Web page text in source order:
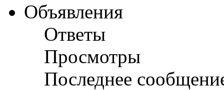
Объявления
Ответы
Просмотры
Последнее